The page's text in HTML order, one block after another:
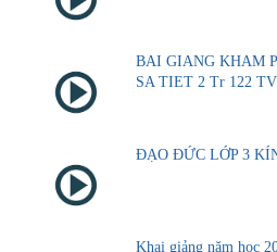
BAI GIANG KHAM
SA TIET 2 Tr 122
ĐẠO ĐỨC LỚP 3
Khai giảng năm học